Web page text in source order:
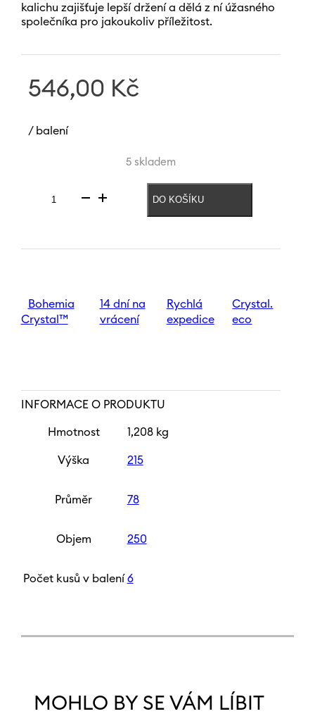
kalichu zajišťuje lepší držení a dělá z ní úžasného
společníka pro jakoukoliv příležitost.
546,00 Kč
/ balení
5 skladem
Sklenice
Sandra
DO KOŠÍKU
Bohemia
Crystal™
14 dní na
vrácení
Rychlá
expedice
Crystal.
eco
INFORMACE O PRODUKTU
Hmotnost 1,208 kg
Výška 215
Průměr 78
Objem 250
Počet kusů v balení 6
MOHLO BY SE VÁM LÍBIT